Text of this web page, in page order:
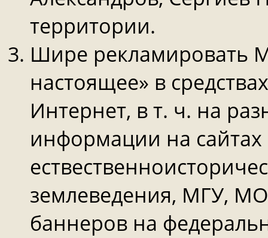
территории.
Шире рекламировать
настоящее» в
Интернет, в т. ч. на
информации на сайтах
землеведения, МГУ,
баннеров на